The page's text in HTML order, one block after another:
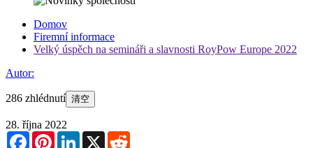
Domov
Firemní informace
Velký úspěch na semináři a slavnosti RoyPow Europe 2022
Autor:
286 zhlédnutí 清空
28. října 2022
FacebookPinterestLinkedIn
X